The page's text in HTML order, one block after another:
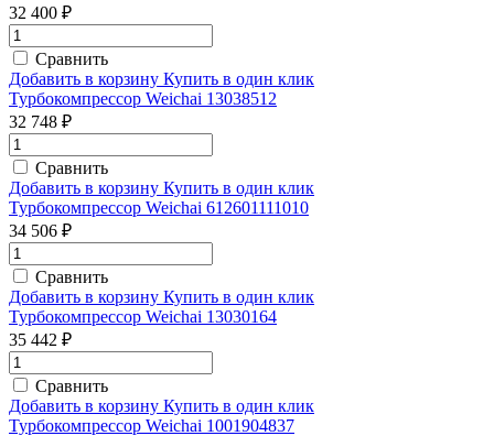
32 400 ₽
Сравнить
Добавить в корзину Купить в один клик
Турбокомпрессор Weichai 13038512
32 748 ₽
Сравнить
Добавить в корзину Купить в один клик
Турбокомпрессор Weichai 612601111010
34 506 ₽
Сравнить
Добавить в корзину Купить в один клик
Турбокомпрессор Weichai 13030164
35 442 ₽
Сравнить
Добавить в корзину Купить в один клик
Турбокомпрессор Weichai 1001904837